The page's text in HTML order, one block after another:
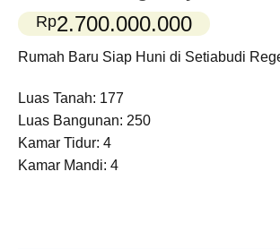
Rp2.700.000.000
Rumah Baru Siap Huni di Setiabudi
Luas Tanah: 177
Luas Bangunan: 250
Kamar Tidur: 4
Kamar Mandi: 4